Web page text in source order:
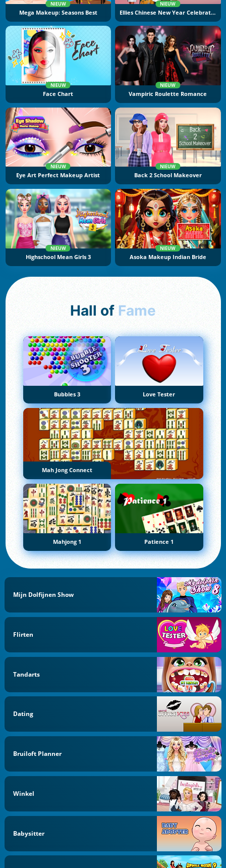
NIEUW
Mega Makeup: Seasons Best
NIEUW
Ellies Chinese New Year Celebration
NIEUW
Face Chart
NIEUW
Vampiric Roulette Romance
NIEUW
Eye Art Perfect Makeup Artist
NIEUW
Back 2 School Makeover
NIEUW
Highschool Mean Girls 3
NIEUW
Asoka Makeup Indian Bride
Hall of Fame
Bubbles 3 Love Tester
Mah Jong Connect
Mahjong 1 Patience 1
Mijn Dolfijnen Show
Flirten
Tandarts
Dating
Bruiloft Planner
Winkel
Babysitter